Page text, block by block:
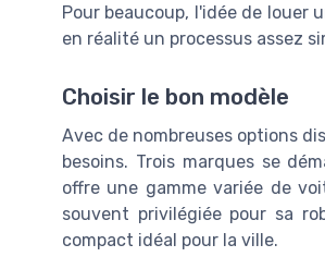
Pour beaucoup, l'idée de louer
en réalité un processus assez
Choisir le bon modèle
Avec de nombreuses options
besoins. Trois marques se
offre une gamme variée de
souvent privilégiée pour sa
compact idéal pour la ville.